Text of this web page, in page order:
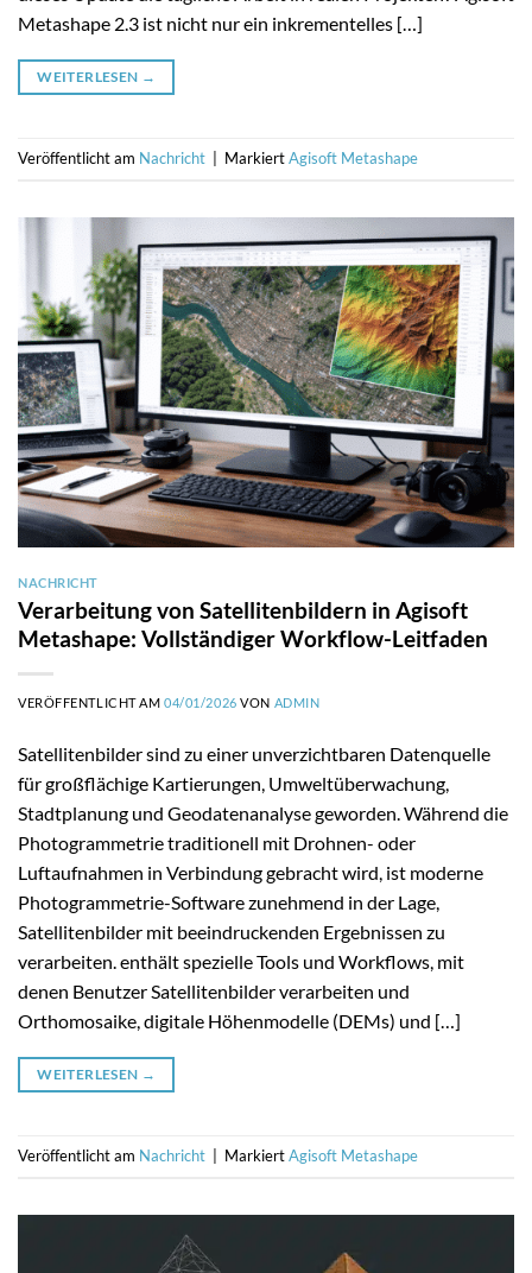
Metashape 2.3 ist nicht nur ein inkrementelles […]
WEITERLESEN →
Veröffentlicht am Nachricht MarkiertAgisoft Metashape
NACHRICHT
Verarbeitung von Satellitenbildern in Agisoft
Metashape: Vollständiger Workflow-Leitfaden
VERÖFFENTLICHT AM04/01/2026 VON ADMIN
Satellitenbilder sind zu einer unverzichtbaren Datenquelle
für großflächige Kartierungen, Umweltüberwachung,
Stadtplanung und Geodatenanalyse geworden. Während die
Photogrammetrie traditionell mit Drohnen- oder
Luftaufnahmen in Verbindung gebracht wird, ist moderne
Photogrammetrie-Software zunehmend in der Lage,
Satellitenbilder mit beeindruckenden Ergebnissen zu
verarbeiten. enthält spezielle Tools und Workflows, mit
denen Benutzer Satellitenbilder verarbeiten und
Orthomosaike, digitale Höhenmodelle (DEMs) und […]
WEITERLESEN →
Veröffentlicht am Nachricht MarkiertAgisoft Metashape